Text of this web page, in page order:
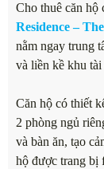
Cho thuê căn hộ
Residence –
nằm ngay trung
và liền kề khu
Căn hộ có thiết
2 phòng ngủ
và bàn ăn, tạo
hộ được trang bị